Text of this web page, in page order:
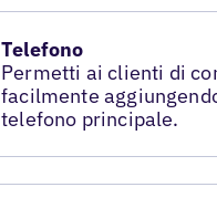
Telefono
Permetti ai clienti di
facilmente
telefono principale.